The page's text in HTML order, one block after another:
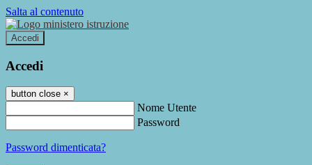
Salta al contenuto
Accedi
Accedi
button close ×
Nome Utente
Password
Password dimenticata?